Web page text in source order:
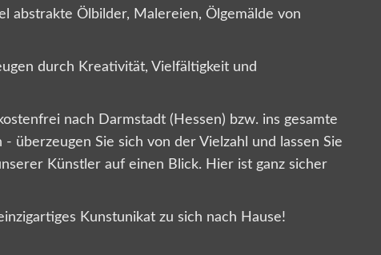
abstrakte Ölbilder, Malereien, Ölgemälde von
durch Kreativität, Vielfältigkeit und
nach Darmstadt (Hessen) bzw. ins gesamte
überzeugen Sie sich von der Vielzahl und lassen Sie
Künstler auf einen Blick. Hier ist ganz sicher
Kunstunikat zu sich nach Hause!